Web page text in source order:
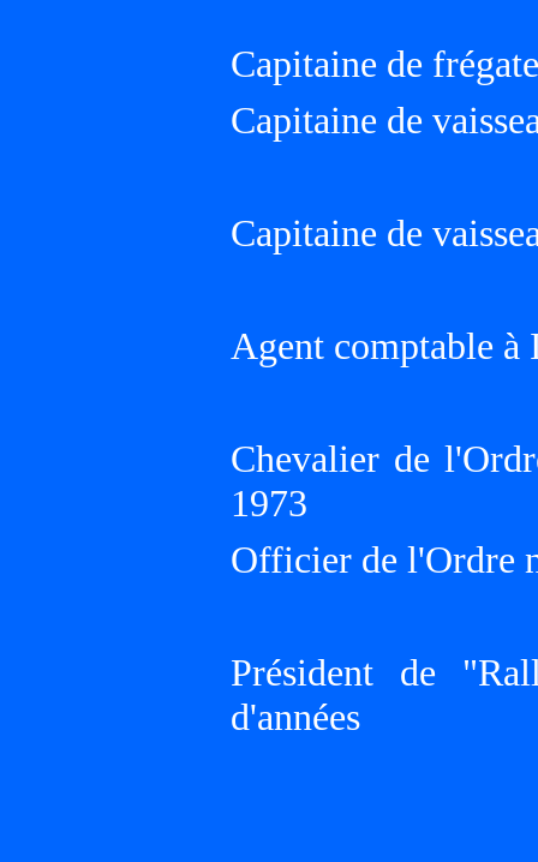
Capitaine de
Capitaine de
Capitaine de
Agent comptable à
Chevalier de
1973
Officier de l'Ordre
Président de
d'années